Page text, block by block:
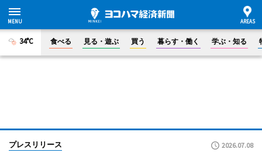
34°C 食べる 見る・遊ぶ 買う 暮らす・働く 学ぶ・知る
プレスリリース 2026.07.08